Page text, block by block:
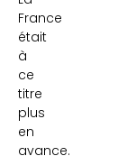
France
était
à
ce
titre
plus
en
avance.